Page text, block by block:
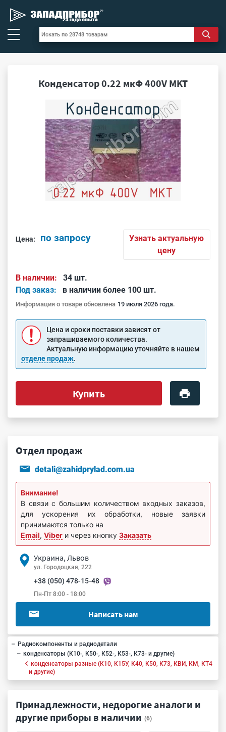
Конденсатор 0.22 мкФ 400V MKT
Цена: по запросу
Узнать актуальную
цену
В наличии:
34 шт.
Под заказ:
в наличии более 100 шт.
Информация о товаре обновлена 19 июля 2026 года.
Цена и сроки поставки зависят от
запрашиваемого количества.
Актуальную информацию уточняйте в нашем
отделе продаж.
Купить
Отдел продаж
detali@zahidprylad.com.ua
Внимание!
В связи с большим количеством входных заказов,
для ускорения их обработки, новые заявки
принимаются только на
Email, Viber и через кнопку Заказать
Украина, Львов
ул. Городоцкая, 222
+38 (050) 478-15-48
Пн-Пт 8:00 - 18:00
Написать нам
Радиокомпоненты и радиодетали
конденсаторы (К10-, К50-, К52-, К53-, К73- и другие)
конденсаторы разные (К10, К15У, К40, К50, К73, КВИ, КМ, КТ4
и другие)
Принадлежности, недорогие аналоги и
другие приборы в наличии (6)